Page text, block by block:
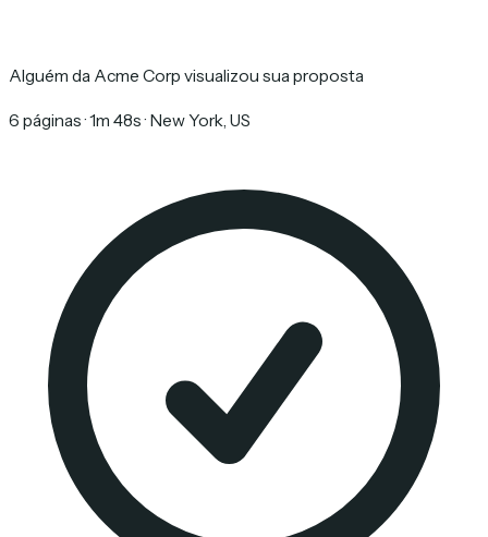
Alguém da Acme Corp visualizou sua proposta
6 páginas · 1m 48s · New York, US